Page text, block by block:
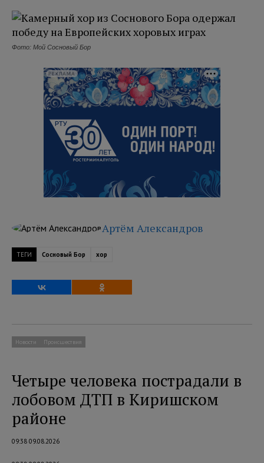
Фото: Мой Сосновый Бор
РЕКЛАМА
Артём Александров
ТЕГИ Сосновый Бор хор
Новости Происшествия
Четыре человека пострадали в
лобовом ДТП в Киришском
районе
09:38 09.08.2026